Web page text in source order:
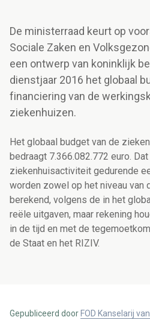
De ministerraad keurt op
Sociale Zaken en
een ontwerp van koninklijk
dienstjaar 2016 het globaal
financiering van de
ziekenhuizen.
Het globaal budget van de
bedraagt 7.366.082.772 euro.
ziekenhuisactiviteit gedurende
worden zowel op het niveau van
berekend, volgens de in het
reële uitgaven, maar rekening
in de tijd en met de
de Staat en het RIZIV.
Gepubliceerd door FOD Kanselarij